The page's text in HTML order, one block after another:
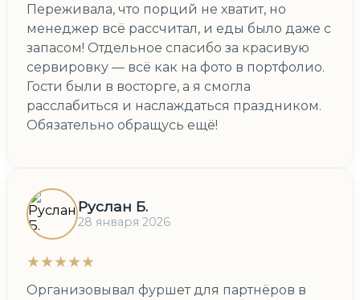
Переживала, что порций не хватит, но
менеджер всё рассчитал, и еды было даже с
запасом! Отдельное спасибо за красивую
сервировку — всё как на фото в портфолио.
Гости были в восторге, а я смогла
расслабиться и наслаждаться праздником.
Обязательно обращусь ещё!
Руслан Б.
28 января 2026
★★★★★
Организовывал фуршет для партнёров в